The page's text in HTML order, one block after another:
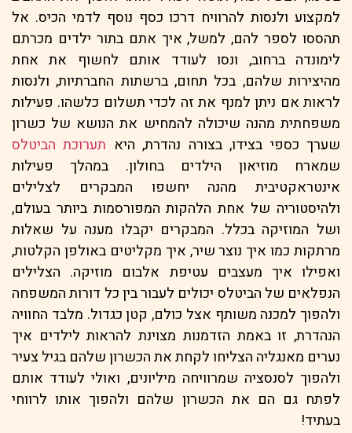
למקצוע ולנסות להרוויח דרכו כסף נוסף לדמי הכיס. אל
תהססו לספר להם, למשל, איך אתם בתור ילדים מכרתם
לימונדה ברחוב, ונסו לעודד אותם לחשוף את אחת
מהיצירות שלהם, בכל תחום, ברשתות החברתיות, ולנסות
לראות אם ניתן למנף את זה לכדי תשלום כלשהו. פעילות
משפחתית מהנה שיכולה להמחיש את הנושא של כשרון
שערך כספי בצידו, בצורה נהדרת, היאתערוכת הביטלס
שמארח מוזיאון הילדים בחולון. במהלך פעילות
אינטראקטיבית מהנה יחשפו המבקרים לצלילים
ולהיסטוריה של אחת הלהקות המפורסמות ביותר בעולם,
ושל המוזיקה בכלל. המבקרים יקבלו מענה על שאלות
מרתקות כמו איך נוצר שיר, איך מקליטים באולפן הקלטות,
ואפילו איך מעצבים עטיפת אלבום מוזיקה. הצלילים
הנפלאים של הביטלס יכולים לעבור בין כל דורות המשפחה
ולהפוך למכנה משותף אצל כולם, קטן כגדול. מלבד החוויה
הנהדרת, זו באמת הזדמנות מצוינת להראות לילדים איך
נערים מאנגליה הצליחו לקחת את הכשרון שלהם בגיל צעיר
ולהפוך לסנסציה שמרוויחה מיליונים, ואולי לעודד אותם
לפתח גם הם את הכשרון שלהם ולהפוך אותו לרווחי
בעתיד!